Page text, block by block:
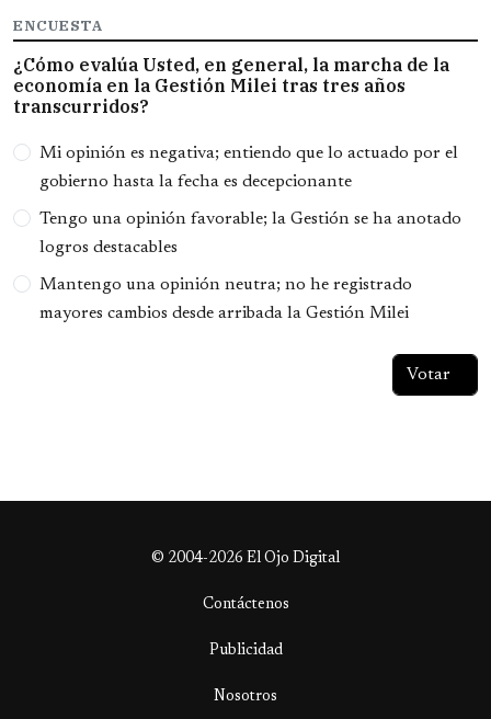
ENCUESTA
¿Cómo evalúa Usted, en general, la marcha de la
economía en la Gestión Milei tras tres años
transcurridos?
Opciones
Mi opinión es negativa; entiendo que lo actuado por el
gobierno hasta la fecha es decepcionante
Tengo una opinión favorable; la Gestión se ha anotado
logros destacables
Mantengo una opinión neutra; no he registrado
mayores cambios desde arribada la Gestión Milei
© 2004-2026 El Ojo Digital
Contáctenos
Publicidad
Nosotros